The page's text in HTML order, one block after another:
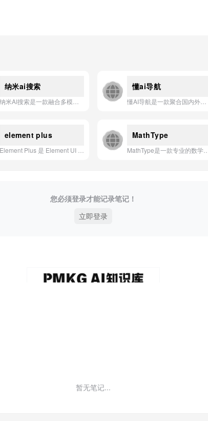
纳米ai搜索 懂ai导航
element plus MathType
您必须登录才能记录笔记！
立即登录
暂无笔记...